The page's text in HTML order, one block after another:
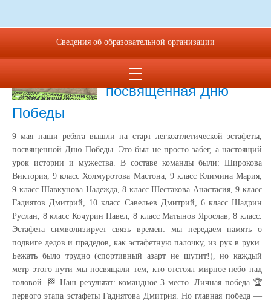
Традиционная
легкоатлетическая
эстафета,
посвящённая Дню
Победы
9 мая наши ребята вышли на старт легкоатлетической эстафеты,
посвященной Дню Победы. Это был не просто забег, а настоящий
урок истории и мужества. В составе команды были: Широкова
Виктория, 9 класс Холмуротова Мастона, 9 класс Климина Мария,
9 класс Шавкунова Надежда, 8 класс Шестакова Анастасия, 9 класс
Гадиятов Дмитрий, 10 класс Савельев Дмитрий, 6 класс Шадрин
Руслан, 8 класс Кочурин Павел, 8 класс Матынов Ярослав, 8 класс.
Эстафета символизирует связь времен: мы передаем память о
подвиге дедов и прадедов, как эстафетную палочку, из рук в руки.
Бежать было трудно (спортивный азарт не шутит!), но каждый
метр этого пути мы посвящали тем, кто отстоял мирное небо над
головой. 🏁 Наш результат: командное 3 место. Личная победа 🏆
первого этапа эстафеты Гадиятова Дмитрия. Но главная победа —
Сведения об образовательной организации